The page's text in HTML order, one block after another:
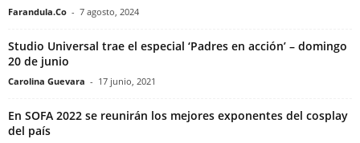
Farandula.Co - 7 agosto, 2024
Studio Universal trae el especial ‘Padres en acción’ – domingo
20 de junio
Carolina Guevara - 17 junio, 2021
En SOFA 2022 se reunirán los mejores exponentes del cosplay
del país